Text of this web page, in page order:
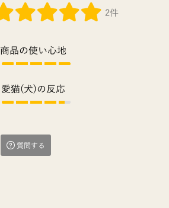
2件
商品の使い心地
愛猫(犬)の反応
質問する